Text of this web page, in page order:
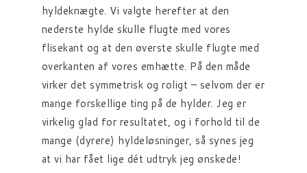
hyldeknægte. Vi valgte herefter at den
nederste hylde skulle flugte med vores
flisekant og at den øverste skulle flugte med
overkanten af vores emhætte. På den måde
virker det symmetrisk og roligt – selvom der er
mange forskellige ting på de hylder. Jeg er
virkelig glad for resultatet, og i forhold til de
mange (dyrere) hyldeløsninger, så synes jeg
at vi har fået lige dét udtryk jeg ønskede!